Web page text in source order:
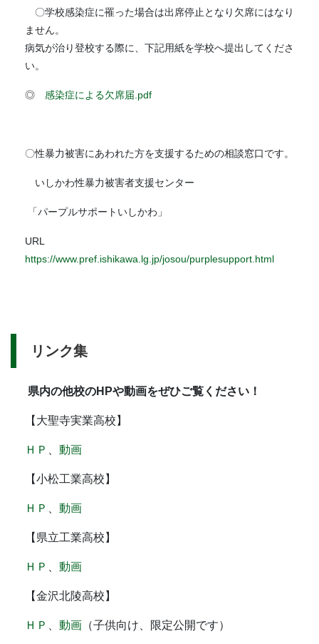
〇学校感染症に罹った場合は出席停止となり欠席にはなり
ません。
病気が治り登校する際に、下記用紙を学校へ提出してくださ
い。
◎ 感染症による欠席届.pdf
〇性暴力被害にあわれた方を支援するための相談窓口です。
いしかわ性暴力被害者支援センター
「パープルサポートいしかわ」
URL
https://www.pref.ishikawa.lg.jp/josou/purplesupport.html
リンク集
県内の他校のHPや動画をぜひご覧ください！
【大聖寺実業高校】
ＨＰ 動画
【小松工業高校】
ＨＰ 動画
【県立工業高校】
ＨＰ 動画
【金沢北陵高校】
ＨＰ 動画 （子供向け、限定公開です）